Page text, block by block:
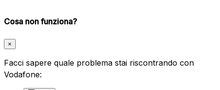
Cosa non funziona?
×
Facci sapere quale problema stai riscontrando con
Vodafone: